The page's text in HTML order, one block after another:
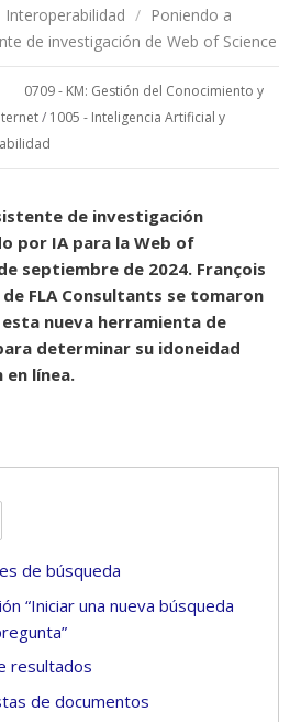
Interoperabilidad / Poniendo a
de investigación de Web of Science
0709 - KM: Gestión del Conocimiento y
/ 1005 - Inteligencia Artificial y
de investigación
por IA para la Web of
septiembre de 2024. François
FLA Consultants se tomaron
nueva herramienta de
determinar su idoneidad
línea.
de búsqueda
“Iniciar una nueva búsqueda
resultados
de documentos